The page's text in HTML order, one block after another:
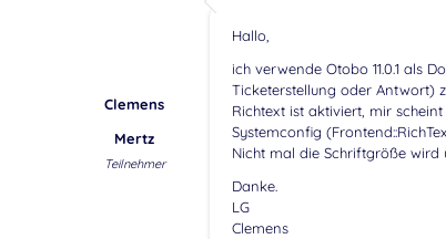
Clemens
Mertz
Teilnehmer
Hallo,
ich verwende Otobo 11.0.1 als
Ticketerstellung oder Antwort)
Richtext ist aktiviert, mir
Systemconfig
Nicht mal die Schriftgröße
Danke.
LG
Clemens